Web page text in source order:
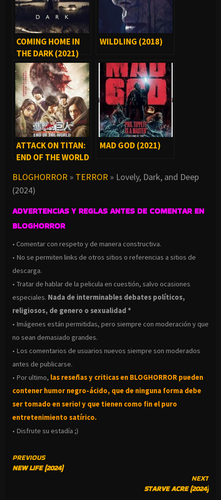
COMING HOME IN
THE DARK (2021)
WILDLING (2018)
ATTACK ON TITAN:
END OF THE WORLD
MAD GOD (2021)
BLOGHORROR » TERROR » Lovely, Dark, and Deep
(2024)
ADVERTENCIAS Y REGLAS ANTES DE COMENTAR EN
BLOGHORROR
• Comentar con respeto y de manera constructiva.
• No se permiten links de otros sitios o referencias a sitios de
descarga.
• Tratar de hablar de la pelicula en cuestión, salvo ocasiones
especiales. Nada de interminables debates políticos,
religiosos, de genero o sexualidad *
• Imágenes están permitidas, pero siempre con moderación y que
no sean demasiado grandes.
• Los comentarios de usuarios nuevos siempre son moderados
antes de publicarse.
• Por ultimo, las reseñas y criticas en BLOGHORROR pueden
contener humor negro-ácido, que de ninguna forma debe
ser tomado en serio! y que tienen como fin el puro
entretenimiento satírico.
• Disfrute su estadía ;)
CONTINUE
READING
PREVIOUS
NEW LIFE (2024)
NEXT
STARVE ACRE (2024)